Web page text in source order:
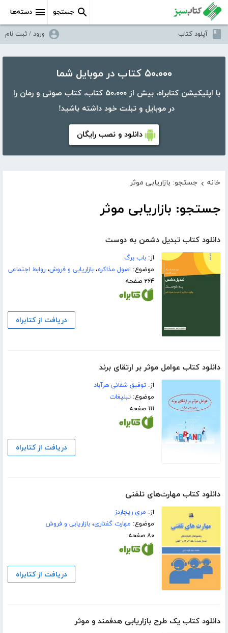
دسته‌ها جستجو
آپلود کتاب ورود / ثبت نام
۵۰،۰۰۰ کتاب در موبایل شما
با اپلیکیشن کتابراه، بیش از ۵۰،۰۰۰ کتاب، کتاب صوتی و رمان را
در موبایل و تبلت خود داشته باشید!
دانلود و نصب رایگان
خانه › جستجو: بازاریابی موثر
جستجو: بازاریابی موثر
دانلود کتاب تبدیل دشمن به دوست
از:باب برگ
موضوع: اصول مذاکره،بازاریابی و فروش،روابط اجتماعی
۲۶۴ صفحه
دریافت از کتابراه
دانلود کتاب عوامل موثر بر ارتقای برند
از:توفیق ‏شفائی ‏هرآباد
موضوع:تبلیغات
۱۱۱ صفحه
دریافت از کتابراه
دانلود کتاب مهارت‌های تلفنی
از: مری ریچاردز
موضوع: مهارت گفتاری،بازاریابی و فروش
۸۰ صفحه
دریافت از کتابراه
دانلود کتاب یک طرح بازاریابی هدفمند و موثر